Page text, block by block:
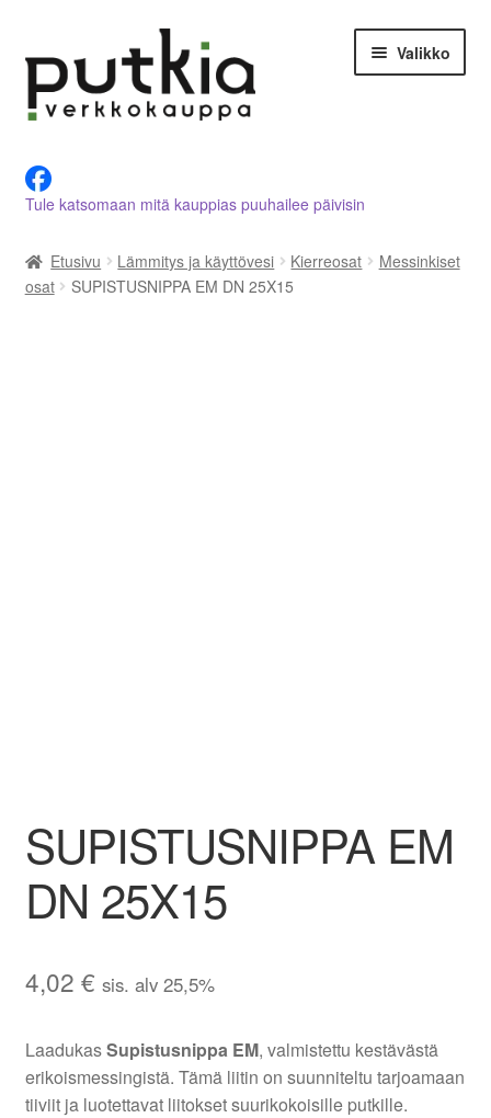
navigointiin
sisältöön
Valikko
Tietoja meistä
Asiakastilini
Tule katsomaan mitä kauppias puuhailee päivisin
Etusivu Lämmitys ja käyttövesi Kierreosat
Messinkiset
osat
SUPISTUSNIPPA EM DN 25X15
SUPISTUSNIPPA EM
DN 25X15
4,02 € sis. alv 25,5%
LaadukasSupistusnippa EM, valmistettu kestävästä
erikoismessingistä. Tämä liitin on suunniteltu tarjoamaan
tiiviit ja luotettavat liitokset suurikokoisille putkille.